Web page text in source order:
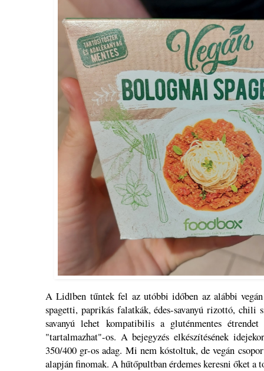
A Lidlben tűntek fel az utóbbi időben az alábbi
spagetti, paprikás falatkák, édes-savanyú rizottó, chili
savanyú lehet kompatibilis a gluténmentes
"tartalmazhat"-os. A bejegyzés elkészítésének
350/400 gr-os adag. Mi nem kóstoltuk, de vegán
alapján finomak. A hűtőpultban érdemes keresni őket a